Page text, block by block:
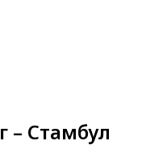
– Стамбул